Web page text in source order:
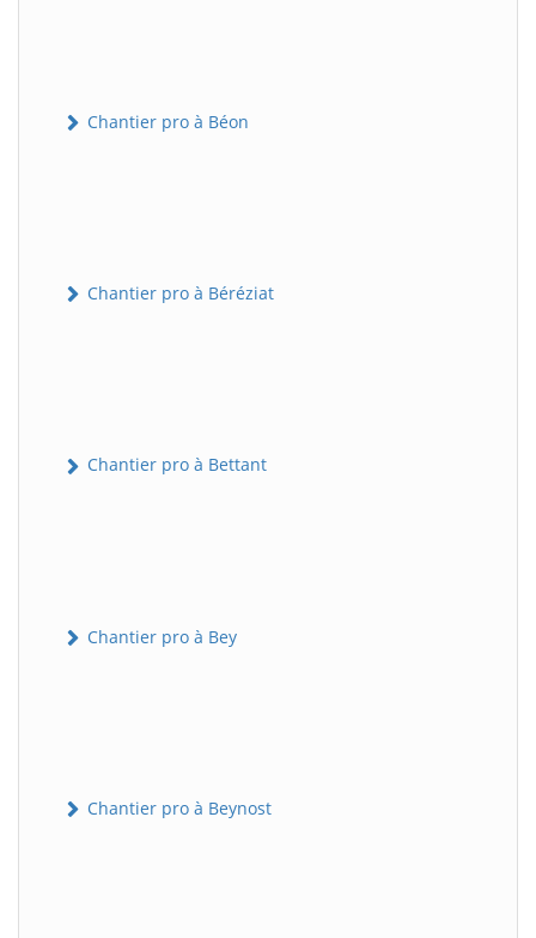
Chantier pro à Béon
Chantier pro à Béréziat
Chantier pro à Bettant
Chantier pro à Bey
Chantier pro à Beynost